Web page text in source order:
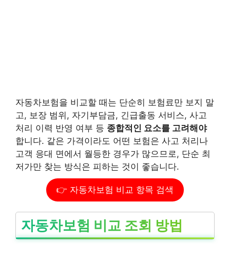
자동차보험을 비교할 때는 단순히 보험료만 보지 말
고, 보장 범위, 자기부담금, 긴급출동 서비스, 사고
처리 이력 반영 여부 등 종합적인 요소를 고려해야
합니다. 같은 가격이라도 어떤 보험은 사고 처리나
고객 응대 면에서 월등한 경우가 많으므로, 단순 최
저가만 찾는 방식은 피하는 것이 좋습니다.
👉 자동차보험 비교 항목 검색
자동차보험 비교 조회 방법